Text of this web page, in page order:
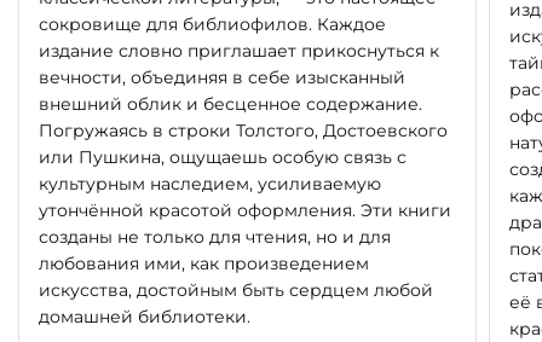
сокровище для библиофилов. Каждое
издание словно приглашает прикоснуться к
вечности, объединяя в себе изысканный
внешний облик и бесценное содержание.
Погружаясь в строки Толстого, Достоевского
или Пушкина, ощущаешь особую связь с
культурным наследием, усиливаемую
утончённой красотой оформления. Эти книги
созданы не только для чтения, но и для
любования ими, как произведением
искусства, достойным быть сердцем любой
домашней библиотеки.
её